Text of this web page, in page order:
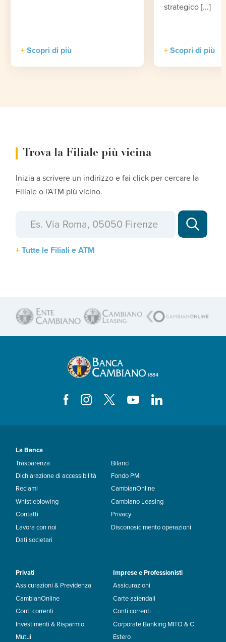
Scopri di più
strategico [...]
Scopri di più
Trova la Filiale più vicina
Inizia a scrivere un indirizzo e fai click per cercare la
Filiale o l'ATM più vicino.
Tutte le Filiali e ATM
La Banca
Trasparenza
Dichiarazione di accessibilità
Reclami
Whistleblowing
Contatti
Lavora con noi
Dati societari
Bilanci
Fondo PMI
CambianOnline
Cambiano Leasing
Privacy
Disconosicimento operazioni
Privati
Assicurazioni & Previdenza
CambianOnline
Conti correnti
Investimenti & Risparmio
Mutui
Imprese e Professionisti
Assicurazioni
Carte aziendali
Conti correnti
Corporate Banking MITO & C.
Estero